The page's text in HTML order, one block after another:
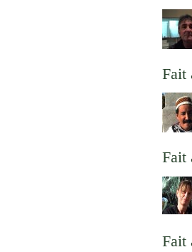
Fait
Fait
Fait